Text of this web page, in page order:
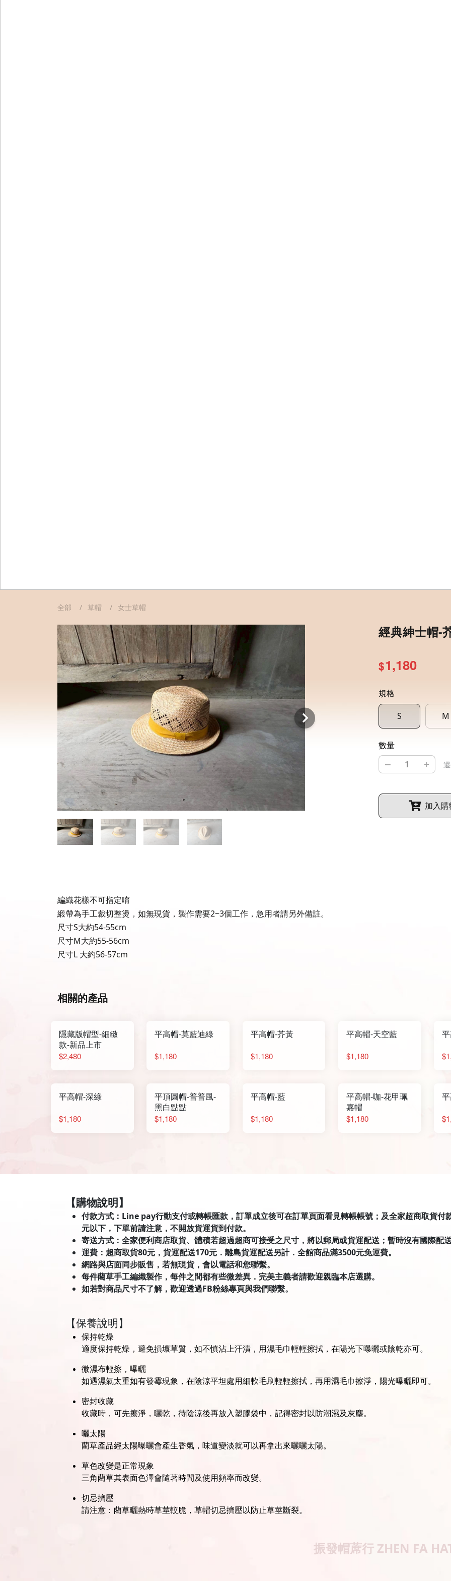
經典紳士帽-
$1,180
規格
S M
數量
– +
加入
編織花樣不可指定唷
緞帶為手工裁切整燙，如無現貨，製作需要2~3個工作，急用者請另外備註。
尺寸S大約54-55cm
尺寸M大約55-56cm
尺寸L 大約56-57cm
相關的產品
隱藏版帽型-細緻
款-新品上市
$2,480
平高帽-莫藍迪綠
$1,180
平高帽-芥黃
$1,180
平高帽-天空藍
$1,180
平高帽-深綠
$1,180
平頂圓帽-普普風-
黑白點點
$1,180
平高帽-藍
$1,180
平高帽-咖-花甲珮
嘉帽
$1,180
全部 草帽 女士草帽
【購物說明】
付款方式：Line pay行動支付或轉帳匯款，訂單成立後可在訂單頁面看見轉帳帳號；及全家超商取貨
元以下，下單前請注意，不開放貨運貨到付款。
寄送方式：全家便利商店取貨、體積若超過超商可接受之尺寸，將以郵局或貨運配送；暫時沒有國際配
運費：超商取貨80元，貨運配送170元．離島貨運配送另計．全館商品滿3500元免運費。
網路與店面同步販售，若無現貨，會以電話和您聯繫。
每件藺草手工編織製作，每件之間都有些微差異．完美主義者請歡迎親臨本店選購。
如若對商品尺寸不了解，歡迎透過FB粉絲專頁與我們聯繫。
【保養說明】
保持乾燥
適度保持乾燥，避免損壞草質，如不慎沾上汗漬，用濕毛巾輕輕擦拭，在陽光下曝曬或陰乾亦可。
微濕布輕擦，曝曬
如遇濕氣太重如有發霉現象，在陰涼平坦處用細軟毛刷輕輕擦拭，再用濕毛巾擦淨，陽光曝曬即可。
密封收藏
收藏時，可先擦淨，曬乾，待陰涼後再放入塑膠袋中，記得密封以防潮濕及灰塵。
曬太陽
藺草產品經太陽曝曬會產生香氣，味道變淡就可以再拿出來曬曬太陽。
草色改變是正常現象
三角藺草其表面色澤會隨著時間及使用頻率而改變。
切忌擠壓
請注意：藺草曬熱時草莖較脆，草帽切忌擠壓以防止草莖斷裂。
振發帽蓆行 ZHEN FA